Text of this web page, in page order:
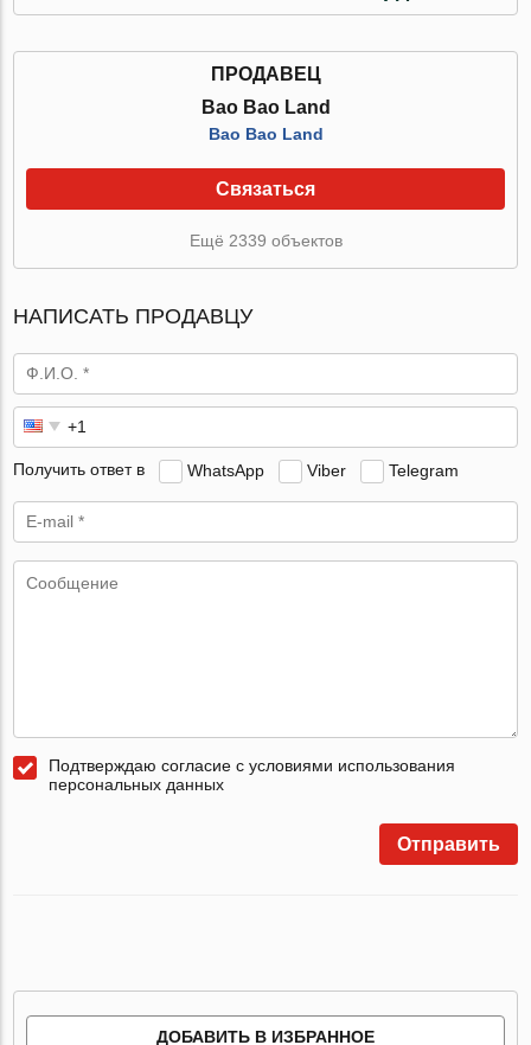
ПРОДАВЕЦ
Bao Bao Land
Bao Bao Land
Связаться
Ещё 2339 объектов
НАПИСАТЬ ПРОДАВЦУ
Получить ответ в WhatsApp Viber Telegram
Подтверждаю согласие с условиями использования
персональных данных
Отправить
ДОБАВИТЬ В ИЗБРАННОЕ